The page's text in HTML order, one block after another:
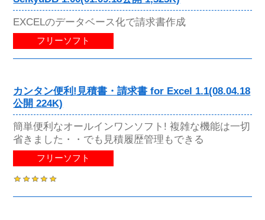
EXCELのデータベース化で請求書作成
フリーソフト
カンタン便利!見積書・請求書 for Excel 1.1(08.04.18
公開 224K)
簡単便利なオールインワンソフト! 複雑な機能は一切
省きました・・でも見積履歴管理もできる
フリーソフト